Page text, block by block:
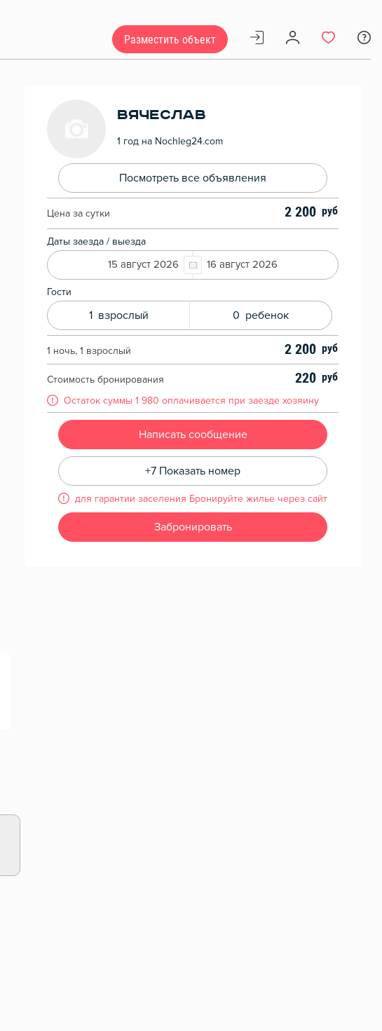
Разместить объект
Вячеслав
1 год на Nochleg24.com
Посмотреть все объявления
Цена за сутки 2 200
Даты заезда / выезда
15 август 2026 16 август 2026
Гости
1 взрослый 0 ребенок
1 ночь, 1 взрослый 2 200
Стоимость бронирования 220
Остаток суммы 1 980 оплачивается при заезде хозяину
Написать сообщение
+7 Показать номер
для гарантии заселения Бронируйте жилье через сайт
Забронировать